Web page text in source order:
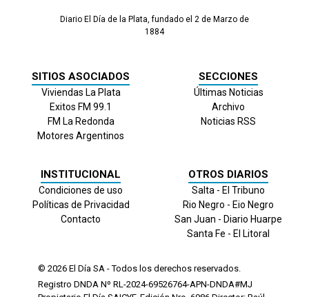
Diario El Día de la Plata, fundado el 2 de Marzo de
1884
SITIOS ASOCIADOS
Viviendas La Plata
Exitos FM 99.1
FM La Redonda
Motores Argentinos
SECCIONES
Últimas Noticias
Archivo
Noticias RSS
INSTITUCIONAL
Condiciones de uso
Políticas de Privacidad
Contacto
OTROS DIARIOS
Salta - El Tribuno
Rio Negro - Eio Negro
San Juan - Diario Huarpe
Santa Fe - El Litoral
© 2026 El Día SA - Todos los derechos reservados.
Registro DNDA Nº RL-2024-69526764-APN-DNDA#MJ